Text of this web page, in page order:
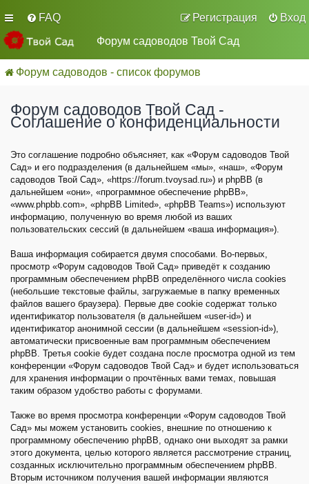
FAQ Вход
Регистрация
Форум садоводов Твой Сад
Форум садоводов - список форумов
Форум садоводов Твой Сад -
Соглашение о конфиденциальности
Это соглашение подробно объясняет, как «Форум садоводов Твой
Сад» и его подразделения (в дальнейшем «мы», «наш», «Форум
садоводов Твой Сад», «https://forum.tvoysad.ru») и phpBB (в
дальнейшем «они», «программное обеспечение phpBB»,
«www.phpbb.com», «phpBB Limited», «phpBB Teams») используют
информацию, полученную во время любой из ваших
пользовательских сессий (в дальнейшем «ваша информация»).
Ваша информация собирается двумя способами. Во-первых,
просмотр «Форум садоводов Твой Сад» приведёт к созданию
программным обеспечением phpBB определённого числа cookies
(небольшие текстовые файлы, загружаемые в папку временных
файлов вашего браузера). Первые две cookie содержат только
идентификатор пользователя (в дальнейшем «user-id») и
идентификатор анонимной сессии (в дальнейшем «session-id»),
автоматически присвоенные вам программным обеспечением
phpBB. Третья cookie будет создана после просмотра одной из тем
конференции «Форум садоводов Твой Сад» и будет использоваться
для хранения информации о прочтённых вами темах, повышая
таким образом удобство работы с форумами.
Также во время просмотра конференции «Форум садоводов Твой
Сад» мы можем установить cookies, внешние по отношению к
программному обеспечению phpBB, однако они выходят за рамки
этого документа, целью которого является рассмотрение страниц,
созданных исключительно программным обеспечением phpBB.
Вторым источником получения вашей информации являются